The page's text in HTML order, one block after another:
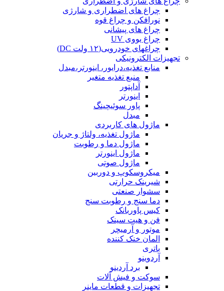
چراغ های اضطراری و شارژی
نورافکن و چراغ قوه
چراغ های پیشانی
چراغ یووی UV
چراغهای خودرویی(۱۲ ولت DC)
تجهیزات الکترونیکی
منابع تغذیه،درایور، اینورتر،مبدل
منبع تغذیه متغیر
آداپتور
اینورتر
پاور سوئیچینگ
مبدل
ماژول های کاربردی
ماژول تغذیه، ولتاژ و جریان
ماژول دما و رطوبت
ماژول اینورتر
ماژول صوتی
میکروسکوپ و دوربین
شیرینک حرارتی
سشوار صنعتی
دما سنج و رطوبت سنج
کیس پاوربانک
فن و هیت سینک
موتور و آرمیچر
المان خنک کننده
باتری
آردوینو
برد آردینو
سوکت و فیش آلات
تجهیزات و قطعات ماینر